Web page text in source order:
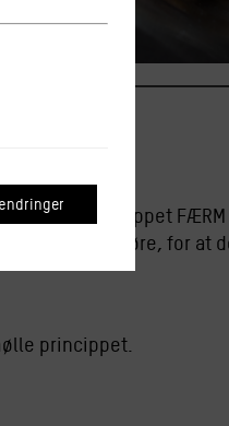
fra start-uppet
til at kunne gøre, for at
princippet.